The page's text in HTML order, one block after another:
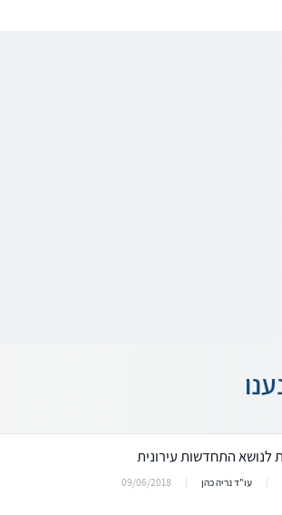
לנושא התחדשות עירונית
עו"ד נריה כהן 09/06/2018